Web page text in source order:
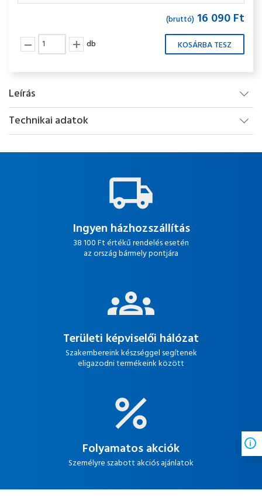
(bruttó) 16 090 Ft
db
Leírás
Technikai adatok
Ingyen házhozszállítás
38 100 Ft értékű rendelés esetén
az ország bármely pontjára
Területi képviselői hálózat
Szakembereink készséggel segítenek
eligazodni termékeink között
Folyamatos akciók
Személyre szabott akciós ajánlatok